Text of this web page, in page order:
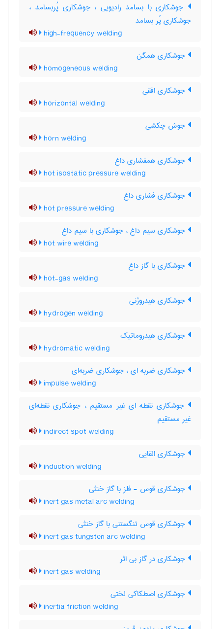
جوشکاری با بسامد رادیویی ، جوشکاری پُربسامد ،
جوشکاری پُر بسامد
high-frequency welding
جوشکاری همگن
homogeneous welding
جوشکاری افقی
horizontal welding
جوش چکشی
horn welding
جوشکاری همفشاری داغ
hot isostatic pressure welding
جوشکاری فشاری داغ
hot pressure welding
جوشکاری سیم داغ ، جوشکاری با سیم داغ
hot wire welding
جوشکاری با گاز داغ
hot-gas welding
جوشکاری هیدروژنی
hydrogen welding
جوشکاری هیدروماتیک
hydromatic welding
جوشکاری ضربه ای ، جوشکاری ضربه‌ای
impulse welding
جوشکاری نقطه ای غیر مستقیم ، جوشکاری نقطه‌ای
غیر مستقیم
indirect spot welding
جوشکاری القایی
induction welding
جوشکاری قوس - فلز با گاز خنثی
inert gas metal arc welding
جوشکاری قوس تنگستنی با گاز خنثی
inert gas tungsten arc welding
جوشکاری در گاز بی اثر
inert gas welding
جوشکاری اصطکاکی لختی
inertia friction welding